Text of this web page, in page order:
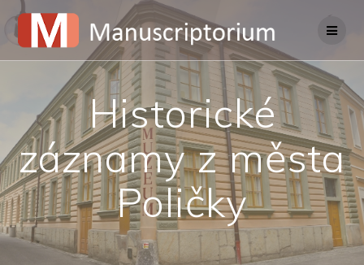
Skip
to
content
Historické
záznamy z města
Poličky